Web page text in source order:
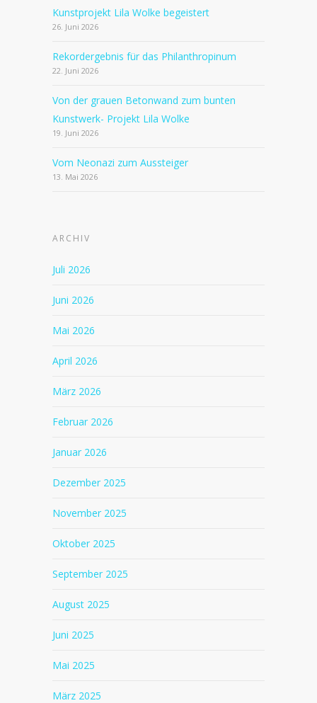
Kunstprojekt Lila Wolke begeistert
26. Juni 2026
Rekordergebnis für das Philanthropinum
22. Juni 2026
Von der grauen Betonwand zum bunten
Kunstwerk- Projekt Lila Wolke
19. Juni 2026
Vom Neonazi zum Aussteiger
13. Mai 2026
ARCHIV
Juli 2026
Juni 2026
Mai 2026
April 2026
März 2026
Februar 2026
Januar 2026
Dezember 2025
November 2025
Oktober 2025
September 2025
August 2025
Juni 2025
Mai 2025
März 2025